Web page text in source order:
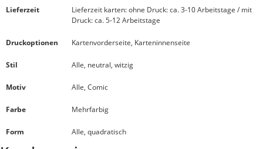
Lieferzeit
Lieferzeit karten: ohne Druck: ca. 3-10 Arbeitstage / mit
Druck: ca. 5-12 Arbeitstage
Druckoptionen Kartenvorderseite, Karteninnenseite
Stil Alle, neutral, witzig
Motiv Alle, Comic
Farbe Mehrfarbig
Form Alle, quadratisch